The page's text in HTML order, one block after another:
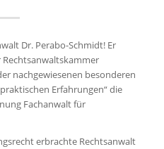
Dr. Perabo-Schmidt! Er
Rechtsanwaltskammer
nachgewiesenen besonderen
Erfahrungen“ die
Fachanwalt für
erbrachte Rechtsanwalt